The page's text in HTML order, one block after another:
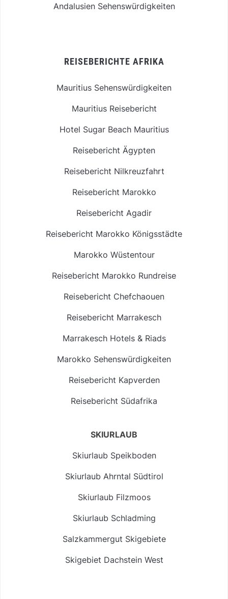
Andalusien Sehenswürdigkeiten
REISEBERICHTE AFRIKA
Mauritius Sehenswürdigkeiten
Mauritius Reisebericht
Hotel Sugar Beach Mauritius
Reisebericht Ägypten
Reisebericht Nilkreuzfahrt
Reisebericht Marokko
Reisebericht Agadir
Reisebericht Marokko Königsstädte
Marokko Wüstentour
Reisebericht Marokko Rundreise
Reisebericht Chefchaouen
Reisebericht Marrakesch
Marrakesch Hotels & Riads
Marokko Sehenswürdigkeiten
Reisebericht Kapverden
Reisebericht Südafrika
SKIURLAUB
Skiurlaub Speikboden
Skiurlaub Ahrntal Südtirol
Skiurlaub Filzmoos
Skiurlaub Schladming
Salzkammergut Skigebiete
Skigebiet Dachstein West